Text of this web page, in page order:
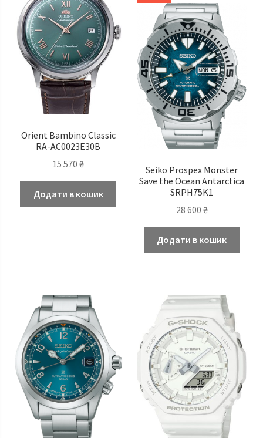
Orient Bambino Classic
RA-AC0023E30B
15 570₴
Додати в кошик
Seiko Prospex Monster
Save the Ocean Antarctica
SRPH75K1
28 600 ₴
Додати в кошик